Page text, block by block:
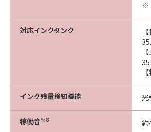
※
対応インクタンク
インク残量検知機能 光
稼働音※8 約